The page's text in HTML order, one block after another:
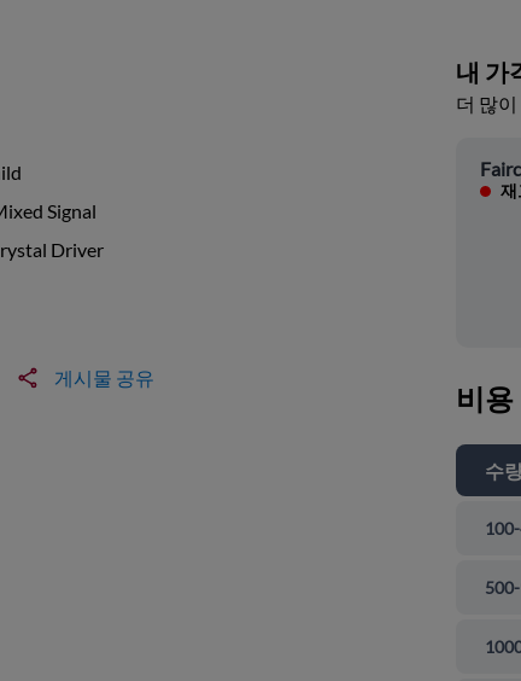
Signal
Driver
게시물 공유
내 가
더 많
재
비용
수